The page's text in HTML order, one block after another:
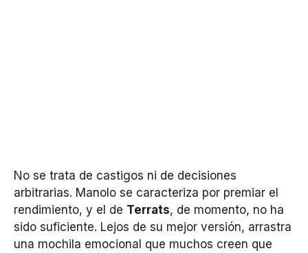
No se trata de castigos ni de decisiones
arbitrarias. Manolo se caracteriza por premiar el
rendimiento, y el de Terrats, de momento, no ha
sido suficiente. Lejos de su mejor versión, arrastra
una mochila emocional que muchos creen que